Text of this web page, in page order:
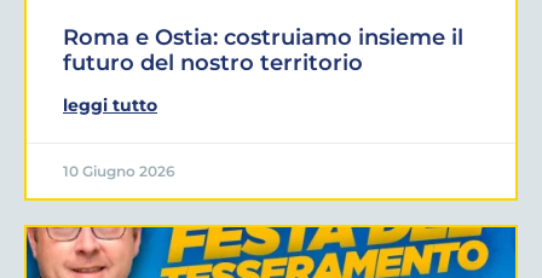
Roma e Ostia: costruiamo insieme il
futuro del nostro territorio
leggi tutto
10 Giugno 2026